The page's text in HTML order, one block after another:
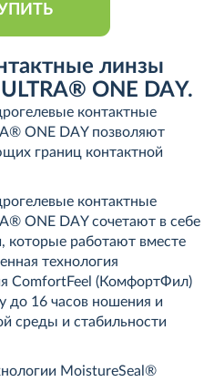
линзы
ONE DAY.
контактные
ONE DAY позволяют
границ контактной
контактные
ONE DAY сочетают в себе
которые работают вместе
технология
ComfortFeel (КомфортФил)
до 16 часов ношения и
среды и стабильности
MoistureSeal®